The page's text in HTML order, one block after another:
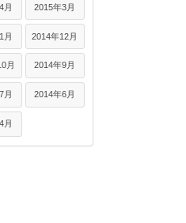
月 2015年3月
月 2014年12月
月 2014年9月
月 2014年6月
月